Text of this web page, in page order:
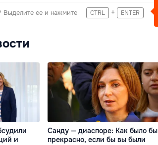
Выделите ее и нажмите CTRL + ENTER
и
Санду — диаспоре: Как было бы
прекрасно, если бы вы были